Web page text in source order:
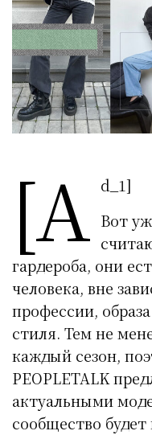
[a d_1]
Вот
гардероба, они
человека, вне
профессии,
стиля. Тем не
каждый сезон,
PEOPLETALK
актуальными
сообщество